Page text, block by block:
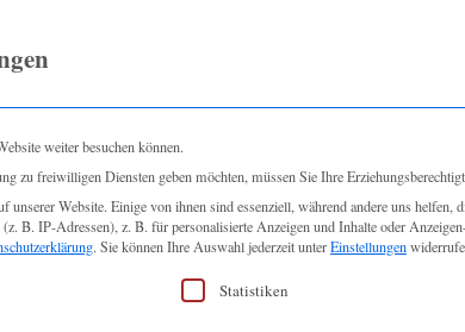
ÜBER UNS ATELIER
NEWS,
TRUNK SHOW
weiter besuchen können.
zu freiwilligen Diensten geben möchten, müssen Sie Ihre
Website. Einige von ihnen sind essenziell, während andere uns helfen,
(z. B. IP-Adressen), z. B. für personalisierte Anzeigen und Inhalte oder
. Sie können Ihre Auswahl jederzeit unterEinstellungen
für die eine Einwilligung erteilt werden
Statistiken